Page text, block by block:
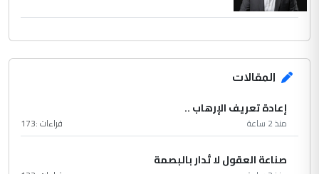
المقالات
إعادة تعريف الإرهاب ..
منذ 2 ساعة قراءات :173
صناعة العقول لا تُدار بالبصمة